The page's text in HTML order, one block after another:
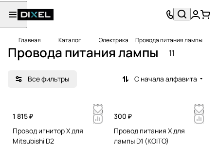
Главная Каталог Электрика Провода питания лампы
Провода питания лампы 11
Все фильтры С начала алфавита
1 815 ₽
Провод игнитор X для
Mitsubishi D2
300 ₽
Провод питания Х для
лампы D1 (KOITO)